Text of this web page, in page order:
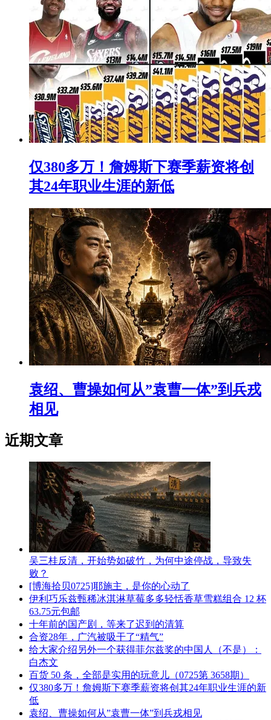
仅380多万！詹姆斯下赛季薪资将创
其24年职业生涯的新低
袁绍、曹操如何从”袁曹一体”到兵戎
相见
近期文章
吴三桂反清，开始势如破竹，为何中途停战，导致失
败？
[博海拾贝0725]耶施主，是你的心动了
伊利巧乐兹甄稀冰淇淋草莓多多轻恬香草雪糕组合 12 杯
63.75元包邮
十年前的国产剧，等来了迟到的清算
合资28年，广汽被吸干了“精气”
给大家介绍另外一个获得菲尔兹奖的中国人（不是）：
白杰文
百货 50 条，全部是实用的玩意儿（0725第 3658期）
仅380多万！詹姆斯下赛季薪资将创其24年职业生涯的新
低
袁绍、曹操如何从”袁曹一体”到兵戎相见